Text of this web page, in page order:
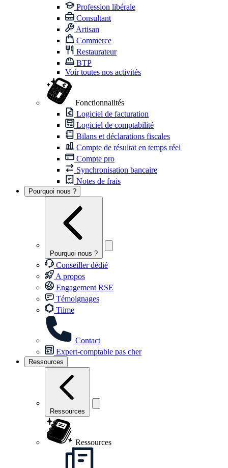
Profession libérale
Consultant
Artisan
Commerce
Restaurateur
BTP
Voir toutes nos activités
Fonctionnalités
Logiciel de facturation
Logiciel de comptabilité
Bilans et déclarations fiscales
Compte de résultat en temps réel
Compte pro
Synchronisation bancaire
Notes de frais
Pourquoi nous ?
Pourquoi nous ?
Conseiller dédié
A propos
Engagement RSE
Témoignages
Tiime
Contact
Expert-comptable pas cher
Ressources
Ressources
Ressources